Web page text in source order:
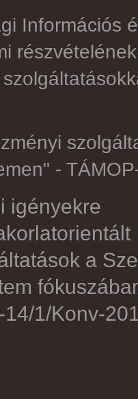
Információs
-
igényekre
a
1/Konv-